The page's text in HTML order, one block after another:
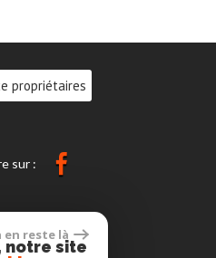
propriétaires
sur :
en reste là
notre site